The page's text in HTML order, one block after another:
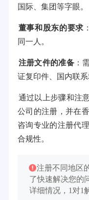
国际、集团等字眼。
董事和股东的要求
同一人。
注册文件的准备：
证复印件、国内联系
通过以上步骤和注
公司的注册，并在
咨询专业的注册代
合规性。
注册不同地区
了快速解决您的
详细情况，1对1